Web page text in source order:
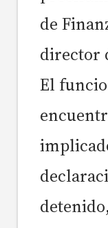
de
director
El